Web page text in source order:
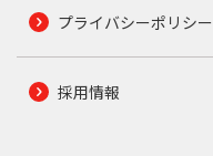
プライバシーポリシー
採用情報